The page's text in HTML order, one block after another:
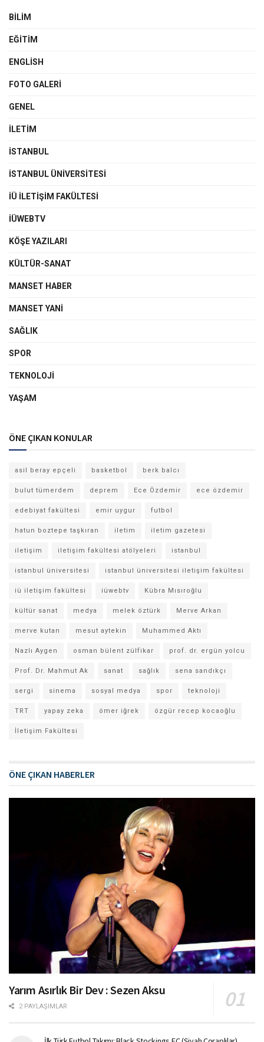
BILIM
EĞITIM
ENGLISH
FOTO GALERI
GENEL
İLETIM
İSTANBUL
İSTANBUL ÜNIVERSITESI
İÜ İLETIŞIM FAKÜLTESI
İÜWEBTV
KÖŞE YAZILARI
KÜLTÜR-SANAT
MANSET HABER
MANSET YANI
SAĞLIK
SPOR
TEKNOLOJI
YAŞAM
ÖNE ÇIKAN KONULAR
asil beray epçeli basketbol berk balcı
bulut tümerdem deprem Ece Özdemir ece özdemir
edebiyat fakültesi emir uygur futbol
hatun boztepe taşkıran iletim iletim gazetesi
iletişim iletişim fakültesi atölyeleri istanbul
istanbul üniversitesi istanbul üniversitesi iletişim fakültesi
iü iletişim fakültesi iüwebtv Kübra Mısıroğlu
kültür sanat medya melek öztürk Merve Arkan
merve kutan mesut aytekin Muhammed Aktı
Nazlı Aygen osman bülent zülfikar prof. dr. ergün yolcu
Prof. Dr. Mahmut Ak sanat sağlık sena sandıkçı
sergi sinema sosyal medya spor teknoloji
TRT yapay zeka ömer iğrek özgür recep kocaoğlu
İletişim Fakültesi
ÖNE ÇIKAN HABERLER
Yarım Asırlık Bir Dev : Sezen Aksu
2 PAYLAŞIMLAR